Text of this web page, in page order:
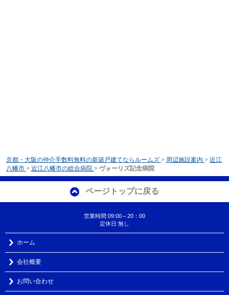
京都・大阪の仲介手数料無料の新築戸建てならルームズ > 周辺施設案内 > 近江
八幡市 > 近江八幡市の総合病院 > ヴォーリズ記念病院
ページトップに戻る
営業時間:09:00～20：00
定休日:無し
ホーム
会社概要
お問い合わせ